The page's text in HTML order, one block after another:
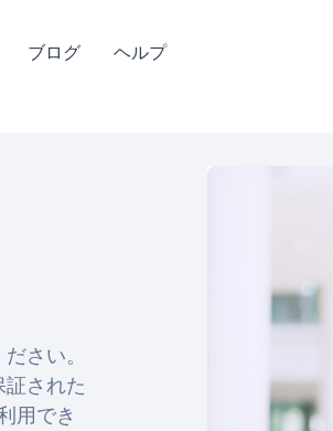
ブログ ヘルプ
さい。
された
用でき